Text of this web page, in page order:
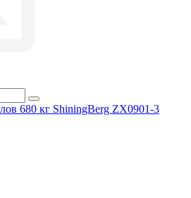
680 кг ShiningBerg ZX0901-3